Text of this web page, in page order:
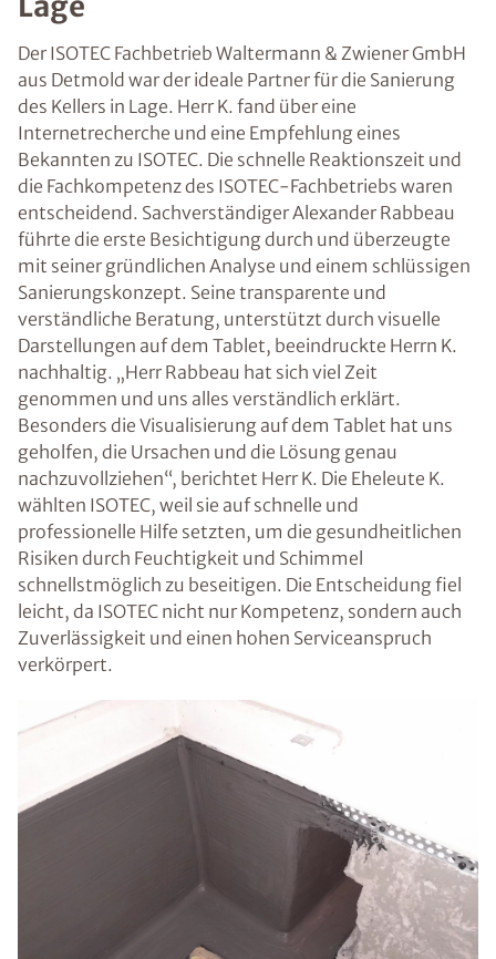
Der ISOTEC Fachbetrieb Waltermann & Zwiener GmbH
aus Detmold war der ideale Partner für die Sanierung
des Kellers in Lage. Herr K. fand über eine
Internetrecherche und eine Empfehlung eines
Bekannten zu ISOTEC. Die schnelle Reaktionszeit und
die Fachkompetenz des ISOTEC-Fachbetriebs waren
entscheidend. Sachverständiger Alexander Rabbeau
führte die erste Besichtigung durch und überzeugte
mit seiner gründlichen Analyse und einem schlüssigen
Sanierungskonzept. Seine transparente und
verständliche Beratung, unterstützt durch visuelle
Darstellungen auf dem Tablet, beeindruckte Herrn K.
nachhaltig. „Herr Rabbeau hat sich viel Zeit
genommen und uns alles verständlich erklärt.
Besonders die Visualisierung auf dem Tablet hat uns
geholfen, die Ursachen und die Lösung genau
nachzuvollziehen“, berichtet Herr K. Die Eheleute K.
wählten ISOTEC, weil sie auf schnelle und
professionelle Hilfe setzten, um die gesundheitlichen
Risiken durch Feuchtigkeit und Schimmel
schnellstmöglich zu beseitigen. Die Entscheidung fiel
leicht, da ISOTEC nicht nur Kompetenz, sondern auch
Zuverlässigkeit und einen hohen Serviceanspruch
verkörpert.